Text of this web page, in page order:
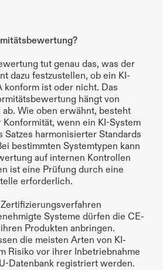
tut genau das, was der
dazu festzustellen, ob ein KI-
konform ist oder nicht. Das
hängt von
Wie oben erwähnt, besteht
wenn ein KI-System
Satzes harmonisierter Standards
bestimmten Systemtypen kann
auf internen Kontrollen
ist eine Prüfung durch eine
erforderlich.
Systeme dürfen die CE-
Produkten anbringen.
die meisten Arten von KI-
Risiko vor ihrer Inbetriebnahme
Datenbank registriert werden.